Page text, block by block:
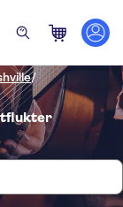
/